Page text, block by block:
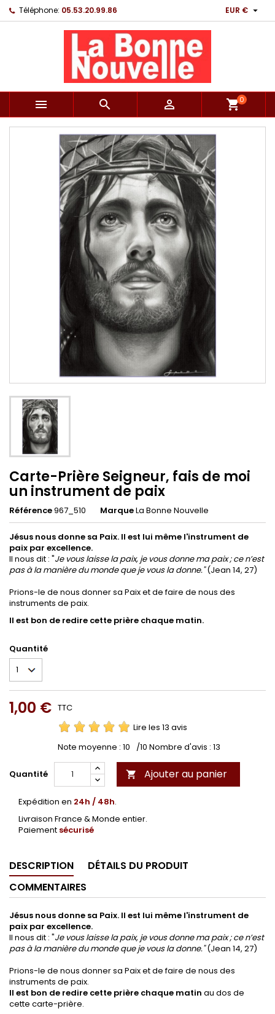
Téléphone: 05.53.20.99.86 EUR € 
   shopping_cart0
Carte-Prière Seigneur, fais de moi
un instrument de paix
Référence967_510 MarqueLa Bonne Nouvelle
Jésus nous donne sa Paix. Il est lui même l'instrument de
paix par excellence.
Il nous dit : "Je vous laisse la paix, je vous donne ma paix ; ce n’est
pas à la manière du monde que je vous la donne."(Jean 14, 27)
Prions-le de nous donner sa Paix et de faire de nous des
instruments de paix.
Il est bon de redire cette prière chaque matin.
Quantité
1,00 € TTC
Lire les 13 avis
Note moyenne : 10 /10 Nombre d'avis : 13
Quantité  Ajouter au panier
Expédition en 24h / 48h.
Livraison France & Monde entier.
Paiement sécurisé
DESCRIPTION
DÉTAILS DU PRODUIT
COMMENTAIRES
Jésus nous donne sa Paix. Il est lui même l'instrument de
paix par excellence.
Il nous dit : "Je vous laisse la paix, je vous donne ma paix ; ce n’est
pas à la manière du monde que je vous la donne."(Jean 14, 27)
Prions-le de nous donner sa Paix et de faire de nous des
instruments de paix.
Il est bon de redire cette prière chaque matin au dos de
cette carte-prière.